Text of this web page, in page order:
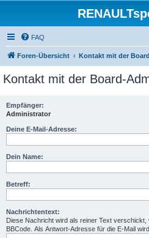
FAQ
Foren-Übersicht Kontakt mit der
Kontakt mit der Board-
Empfänger:
Administrator
Deine E-Mail-Adresse:
Dein Name:
Betreff:
Nachrichtentext:
Diese Nachricht wird als reiner Text
BBCode. Als Antwort-Adresse für die E-Mail